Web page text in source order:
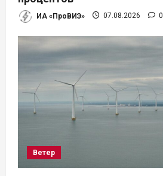
ИА «ПроВИЭ» 07.08.2026 0
Ветер